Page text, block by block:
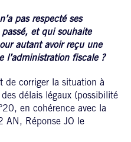
pas respecté ses
et qui souhaite
autant avoir reçu une
l’administration fiscale ?
de corriger la situation à
délais légaux (possibilité
en cohérence avec la
AN, Réponse JO le